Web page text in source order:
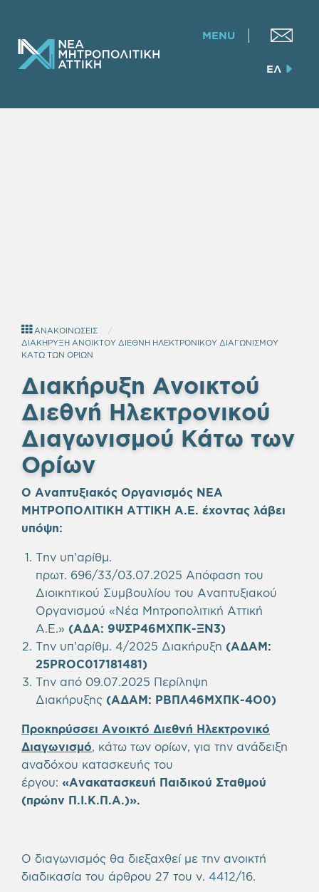
MENU
ΕΛ
ΑΝΑΚΟΙΝΩΣΕΙΣ
ΔΙΑΚΗΡΥΞΗ ΑΝΟΙΚΤΟΥ ΔΙΕΘΝΗ ΗΛΕΚΤΡΟΝΙΚΟΥ ΔΙΑΓΩΝΙΣΜΟΥ
ΚΑΤΩ ΤΩΝ ΟΡΙΩΝ
Διακήρυξη Ανοικτού
Διεθνή Ηλεκτρονικού
Διαγωνισμού Κάτω των
Ορίων
Ο Αναπτυξιακός Οργανισμός ΝΕΑ
ΜΗΤΡΟΠΟΛΙΤΙΚΗ ΑΤΤΙΚΗ Α.Ε. έχοντας λάβει
υπόψη:
Την υπ’αρίθμ.
πρωτ. 696/33/03.07.2025 Απόφαση του
Διοικητικού Συμβουλίου του Αναπτυξιακού
Οργανισμού «Νέα Μητροπολιτική Αττική
Α.Ε.» (ΑΔΑ: 9ΨΣΡ46ΜΧΠΚ-ΞΝ3)
Την υπ’αρίθμ. 4/2025 Διακήρυξη (ΑΔΑΜ:
25PROC017181481)
Την από 09.07.2025 Περίληψη
Διακήρυξης (ΑΔΑΜ: ΡΒΠΛ46ΜΧΠΚ-4Ο0)
Προκηρύσσει Ανοικτό Διεθνή Ηλεκτρονικό
Διαγωνισμό, κάτω των ορίων, για την ανάδειξη
αναδόχου κατασκευής του
έργου: «Ανακατασκευή Παιδικού Σταθμού
(πρώην Π.Ι.Κ.Π.Α.)».
Ο διαγωνισμός θα διεξαχθεί με την ανοικτή
διαδικασία του άρθρου 27 του ν. 4412/16.